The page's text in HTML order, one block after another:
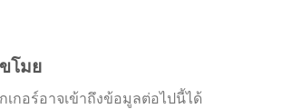
โมย
เกอร์อาจเข้าถึงข้อมูลต่อไปนี้ได้